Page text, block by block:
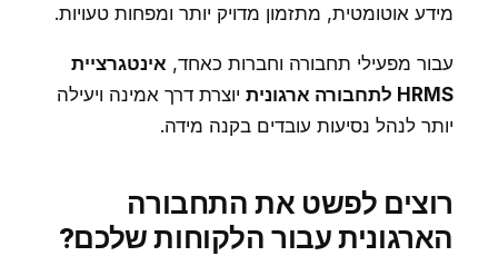
מידע אוטומטית, מתזמון מדויק יותר ומפחות טעויות.
עבור מפעילי תחבורה וחברות כאחד, אינטגרציית
HRMS לתחבורה ארגונית
יוצרת דרך אמינה ויעילה
יותר לנהל נסיעות עובדים בקנה מידה.
רוצים לפשט את התחבורה
הארגונית עבור הלקוחות שלכם?